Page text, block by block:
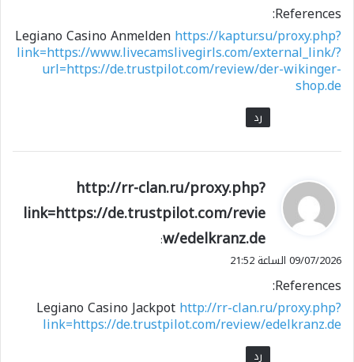
References:
Legiano Casino Anmeldenhttps://kaptur.su/proxy.php?
link=https://www.livecamslivegirls.com/external_link/?
url=https://de.trustpilot.com/review/der-wikinger-
shop.de
رد
ي
و
ل
http://rr-clan.ru/proxy.php?
link=https://de.trustpilot.com/revie
w/edelkranz.de
:
09/07/2026 الساعة 21:52
References:
Legiano Casino Jackpothttp://rr-clan.ru/proxy.php?
link=https://de.trustpilot.com/review/edelkranz.de
رد